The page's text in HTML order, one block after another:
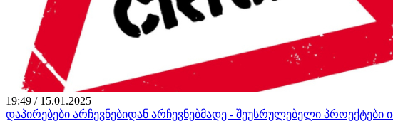
19:49 / 15.01.2025
დაპირებები არჩევნებიდან არჩევნებმადე - შეუსრულებელი პროექტები